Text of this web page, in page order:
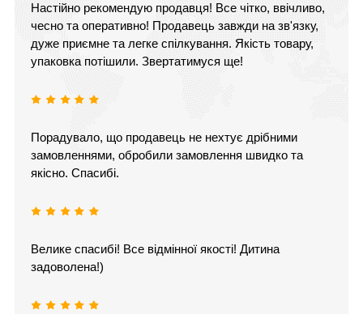
Настійно рекомендую продавця! Все чітко, ввічливо,
чесно та оперативно! Продавець завжди на зв'язку,
дуже приємне та легке спілкування. Якість товару,
упаковка потішили. Звертатимуся ще!
Порадувало, що продавець не нехтує дрібними
замовленнями, обробили замовлення швидко та
якісно. Спасибі.
Велике спасибі! Все відмінної якості! Дитина
задоволена!)